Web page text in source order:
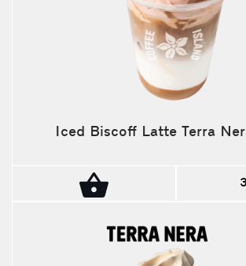
Iced Biscoff Latte Terra